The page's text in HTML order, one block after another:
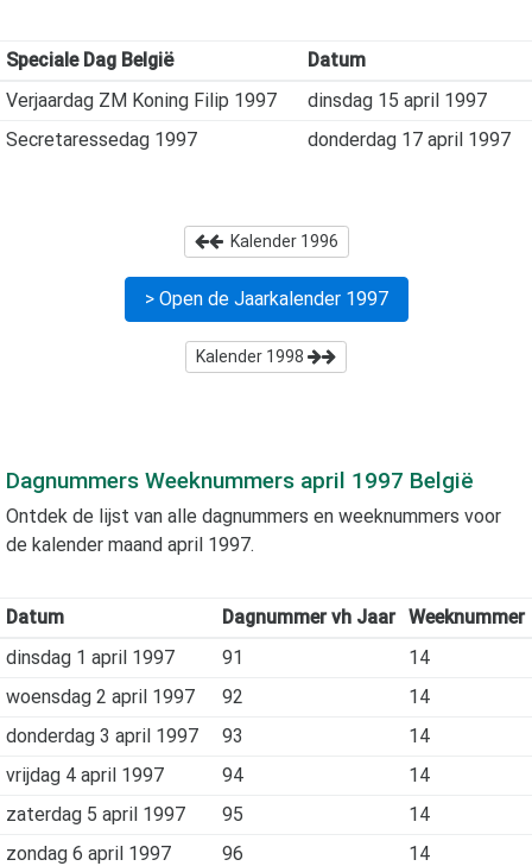
Speciale Dag België
Datum
Verjaardag ZM Koning Filip 1997
dinsdag 15 april 1997
Secretaressedag 1997
donderdag 17 april 1997
Kalender 1996
> Open de Jaarkalender 1997
Kalender 1998
Dagnummers Weeknummers april 1997 België
Ontdek de lijst van alle dagnummers en weeknummers voor
de kalender maand april 1997.
Datum Dagnummer vh Jaar Weeknummer
dinsdag 1 april 1997
91
14
woensdag 2 april 1997
92
14
donderdag 3 april 1997
93
14
vrijdag 4 april 1997
94
14
zaterdag 5 april 1997
95
14
zondag 6 april 1997
96
14